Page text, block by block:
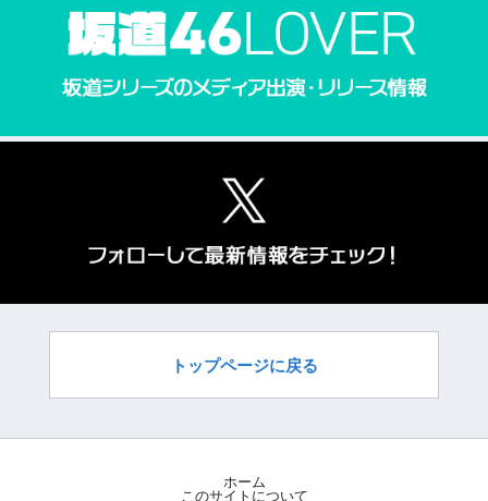
トップページに戻る
ホーム
このサイトについて